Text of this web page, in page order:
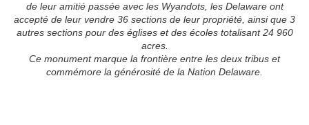
de leur amitié passée avec les Wyandots, les Delaware ont
accepté de leur vendre 36 sections de leur propriété, ainsi que 3
autres sections pour des églises et des écoles totalisant 24 960
acres.
Ce monument marque la frontière entre les deux tribus et
commémore la générosité de la Nation Delaware.